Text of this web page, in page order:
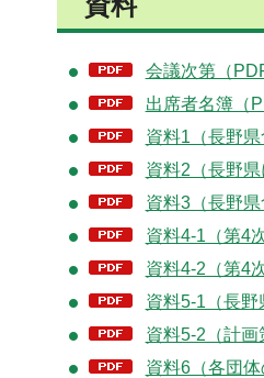
会議次第（
出席者名簿（
資料1（長野
資料2（長野
資料3（長野
資料4-1（第4
資料4-2（第4
資料5-1（長野
資料5-2（計画
資料6（各団